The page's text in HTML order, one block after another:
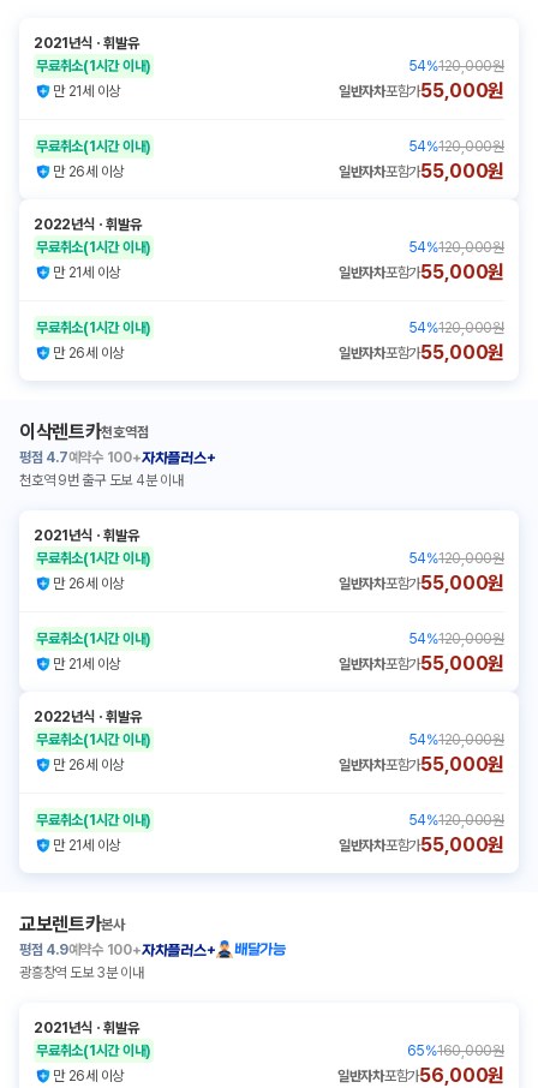
2021년식 ㆍ휘발유
무료취소(1시간 이내) 54%120,000원
만 21세 이상
일반자차포함가55,000원
무료취소(1시간 이내) 54%120,000원
만 26세 이상
일반자차포함가55,000원
2022년식 ㆍ휘발유
무료취소(1시간 이내) 54%120,000원
만 21세 이상
일반자차포함가55,000원
무료취소(1시간 이내) 54%120,000원
만 26세 이상
일반자차포함가55,000원
이삭렌트카천호역점
평점 4.7예약수 100+자차플러스+
천호역 9번 출구 도보 4분 이내
2021년식 ㆍ휘발유
무료취소(1시간 이내) 54%120,000원
만 26세 이상
일반자차포함가55,000원
무료취소(1시간 이내) 54%120,000원
만 21세 이상
일반자차포함가55,000원
2022년식 ㆍ휘발유
무료취소(1시간 이내) 54%120,000원
만 26세 이상
일반자차포함가55,000원
무료취소(1시간 이내) 54%120,000원
만 21세 이상
일반자차포함가55,000원
교보렌트카본사
평점 4.9예약수 100+자차플러스+
배달가능
광흥창역 도보 3분 이내
2021년식 ㆍ휘발유
무료취소(1시간 이내) 65%160,000원
만 26세 이상
일반자차포함가56,000원